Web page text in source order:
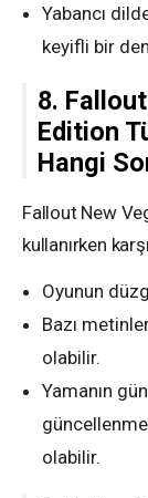
Yabancı
keyifli bir
8.
Edition
Hangi
Fallout New
kullanırken
Oyunun
Bazı
olabilir.
Yamanın
olabilir.